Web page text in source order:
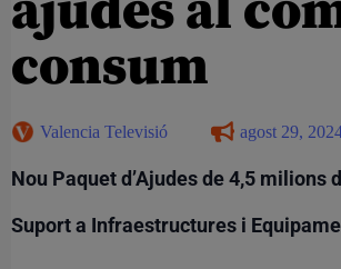
consum
Valencia Televisió agost 29,
Nou Paquet d’Ajudes de 4,5 milions
Suport a Infraestructures i